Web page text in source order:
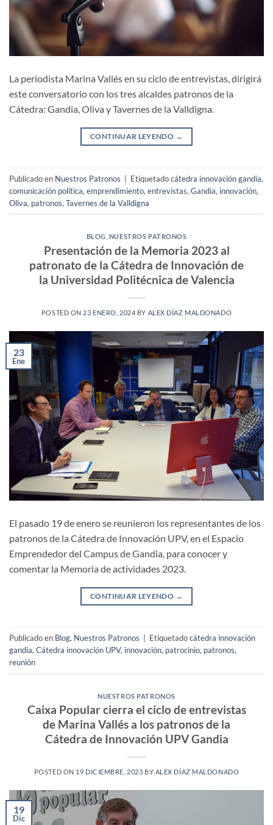
La periodista Marina Vallés en su ciclo de entrevistas, dirigirá
este conversatorio con los tres alcaldes patronos de la
Cátedra: Gandia, Oliva y Tavernes de la Valldigna.
CONTINUAR LEYENDO →
Publicado en Nuestros Patronos Etiquetadocátedra innovación gandia,
comunicación política, emprendimiento, entrevistas, Gandia, innovación,
Oliva, patronos, Tavernes de la Valldigna
BLOG NUESTROS PATRONOS
Presentación de la Memoria 2023 al
patronato de la Cátedra de Innovación de
la Universidad Politécnica de Valencia
POSTED ON 23 ENERO, 2024 BY ALEX DÍAZ MALDONADO
23
Ene
El pasado 19 de enero se reunieron los representantes de los
patronos de la Cátedra de Innovación UPV, en el Espacio
Emprendedor del Campus de Gandia, para conocer y
comentar la Memoria de actividades 2023.
CONTINUAR LEYENDO →
Publicado en Blog, Nuestros Patronos Etiquetadocátedra innovación
gandia, Cátedra innovación UPV, innovación, patrocinio, patronos,
reunión
NUESTROS PATRONOS
Caixa Popular cierra el ciclo de entrevistas
de Marina Vallés a los patronos de la
Cátedra de Innovación UPV Gandia
POSTED ON 19 DICIEMBRE, 2023 BY ALEX DÍAZ MALDONADO
19
Dic